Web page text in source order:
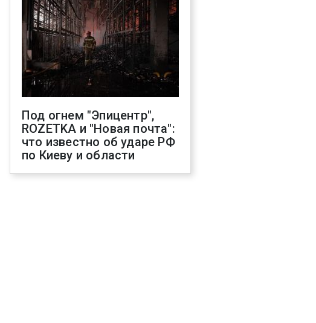
Под огнем "Эпицентр",
ROZETKA и "Новая почта":
что известно об ударе РФ
по Киеву и области